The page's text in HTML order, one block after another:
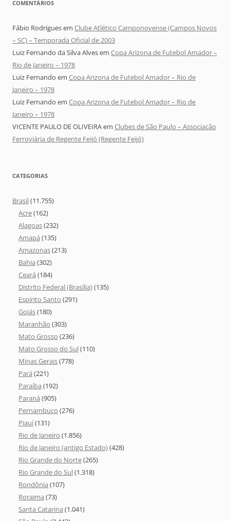
COMENTÁRIOS
Fábio Rodriguesem Clube Atlético Camponovense (Campos Novos
– SC) – Temporada Oficial de 2003
Luiz Fernando da Silva Alvesem Copa Arizona de Futebol Amador –
Rio de Janeiro – 1978
Luiz Fernando em Copa Arizona de Futebol Amador – Rio de
Janeiro – 1978
Luiz Fernando em Copa Arizona de Futebol Amador – Rio de
Janeiro – 1978
VICENTE PAULO DE OLIVEIRAem Clubes de São Paulo – Associação
Ferroviária de Regente Feijó (Regente Feijó)
CATEGORIAS
Brasil(11.755)
Acre(162)
Alagoas(232)
Amapá (135)
Amazonas(213)
Bahia (302)
Ceará (184)
Distrito Federal (Brasília)(135)
Espírito Santo (291)
Goiás(180)
Maranhão (303)
Mato Grosso (236)
Mato Grosso do Sul(110)
Minas Gerais(778)
Pará (221)
Paraíba (192)
Paraná (905)
Pernambuco (276)
Piauí(131)
Rio de Janeiro (1.856)
Rio de Janeiro (antigo Estado)(428)
Rio Grande do Norte(265)
Rio Grande do Sul(1.318)
Rondônia (107)
Roraima (73)
Santa Catarina (1.041)